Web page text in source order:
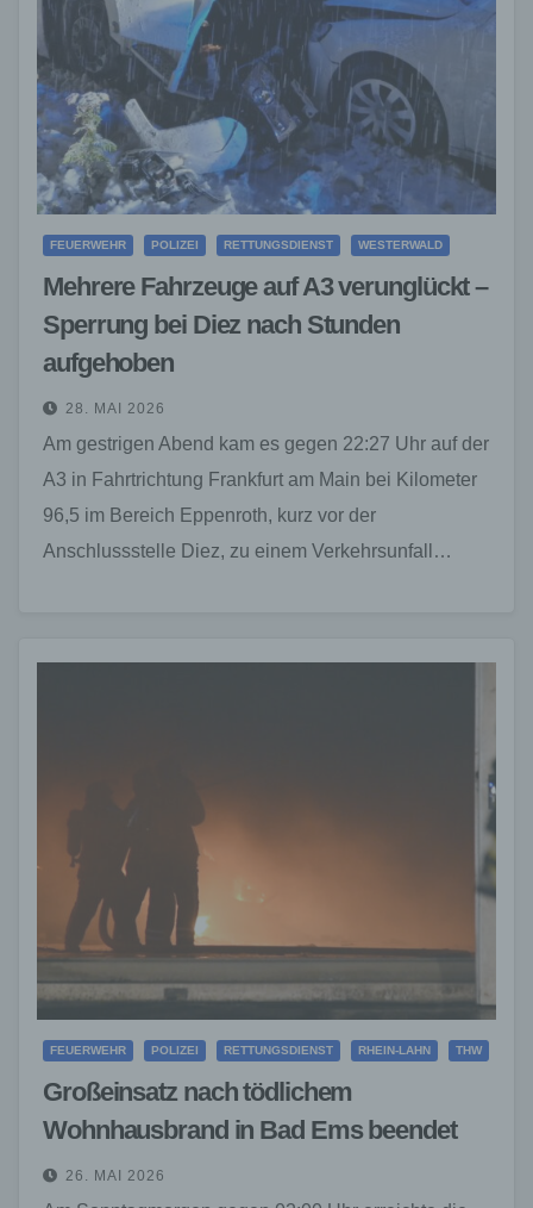
FEUERWEHR POLIZEI RETTUNGSDIENST WESTERWALD
Mehrere Fahrzeuge auf A3 verunglückt –
Sperrung bei Diez nach Stunden
aufgehoben
28. MAI 2026
Am gestrigen Abend kam es gegen 22:27 Uhr auf der
A3 in Fahrtrichtung Frankfurt am Main bei Kilometer
96,5 im Bereich Eppenroth, kurz vor der
Anschlussstelle Diez, zu einem Verkehrsunfall…
FEUERWEHR POLIZEI RETTUNGSDIENST RHEIN-LAHN THW
Großeinsatz nach tödlichem
Wohnhausbrand in Bad Ems beendet
26. MAI 2026